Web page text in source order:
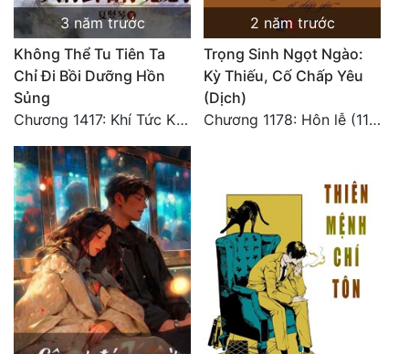
3 năm trước
Không Thể Tu Tiên Ta
Chỉ Đi Bồi Dưỡng Hồn
Sủng
Chương 1417: Khí Tức Kinh Khủng! Thời Không Khác! (Hoàn Thành)
2 năm trước
Trọng Sinh Ngọt Ngào:
Kỳ Thiếu, Cố Chấp Yêu
(Dịch)
Chương 1178: Hôn lễ (11) HOÀN